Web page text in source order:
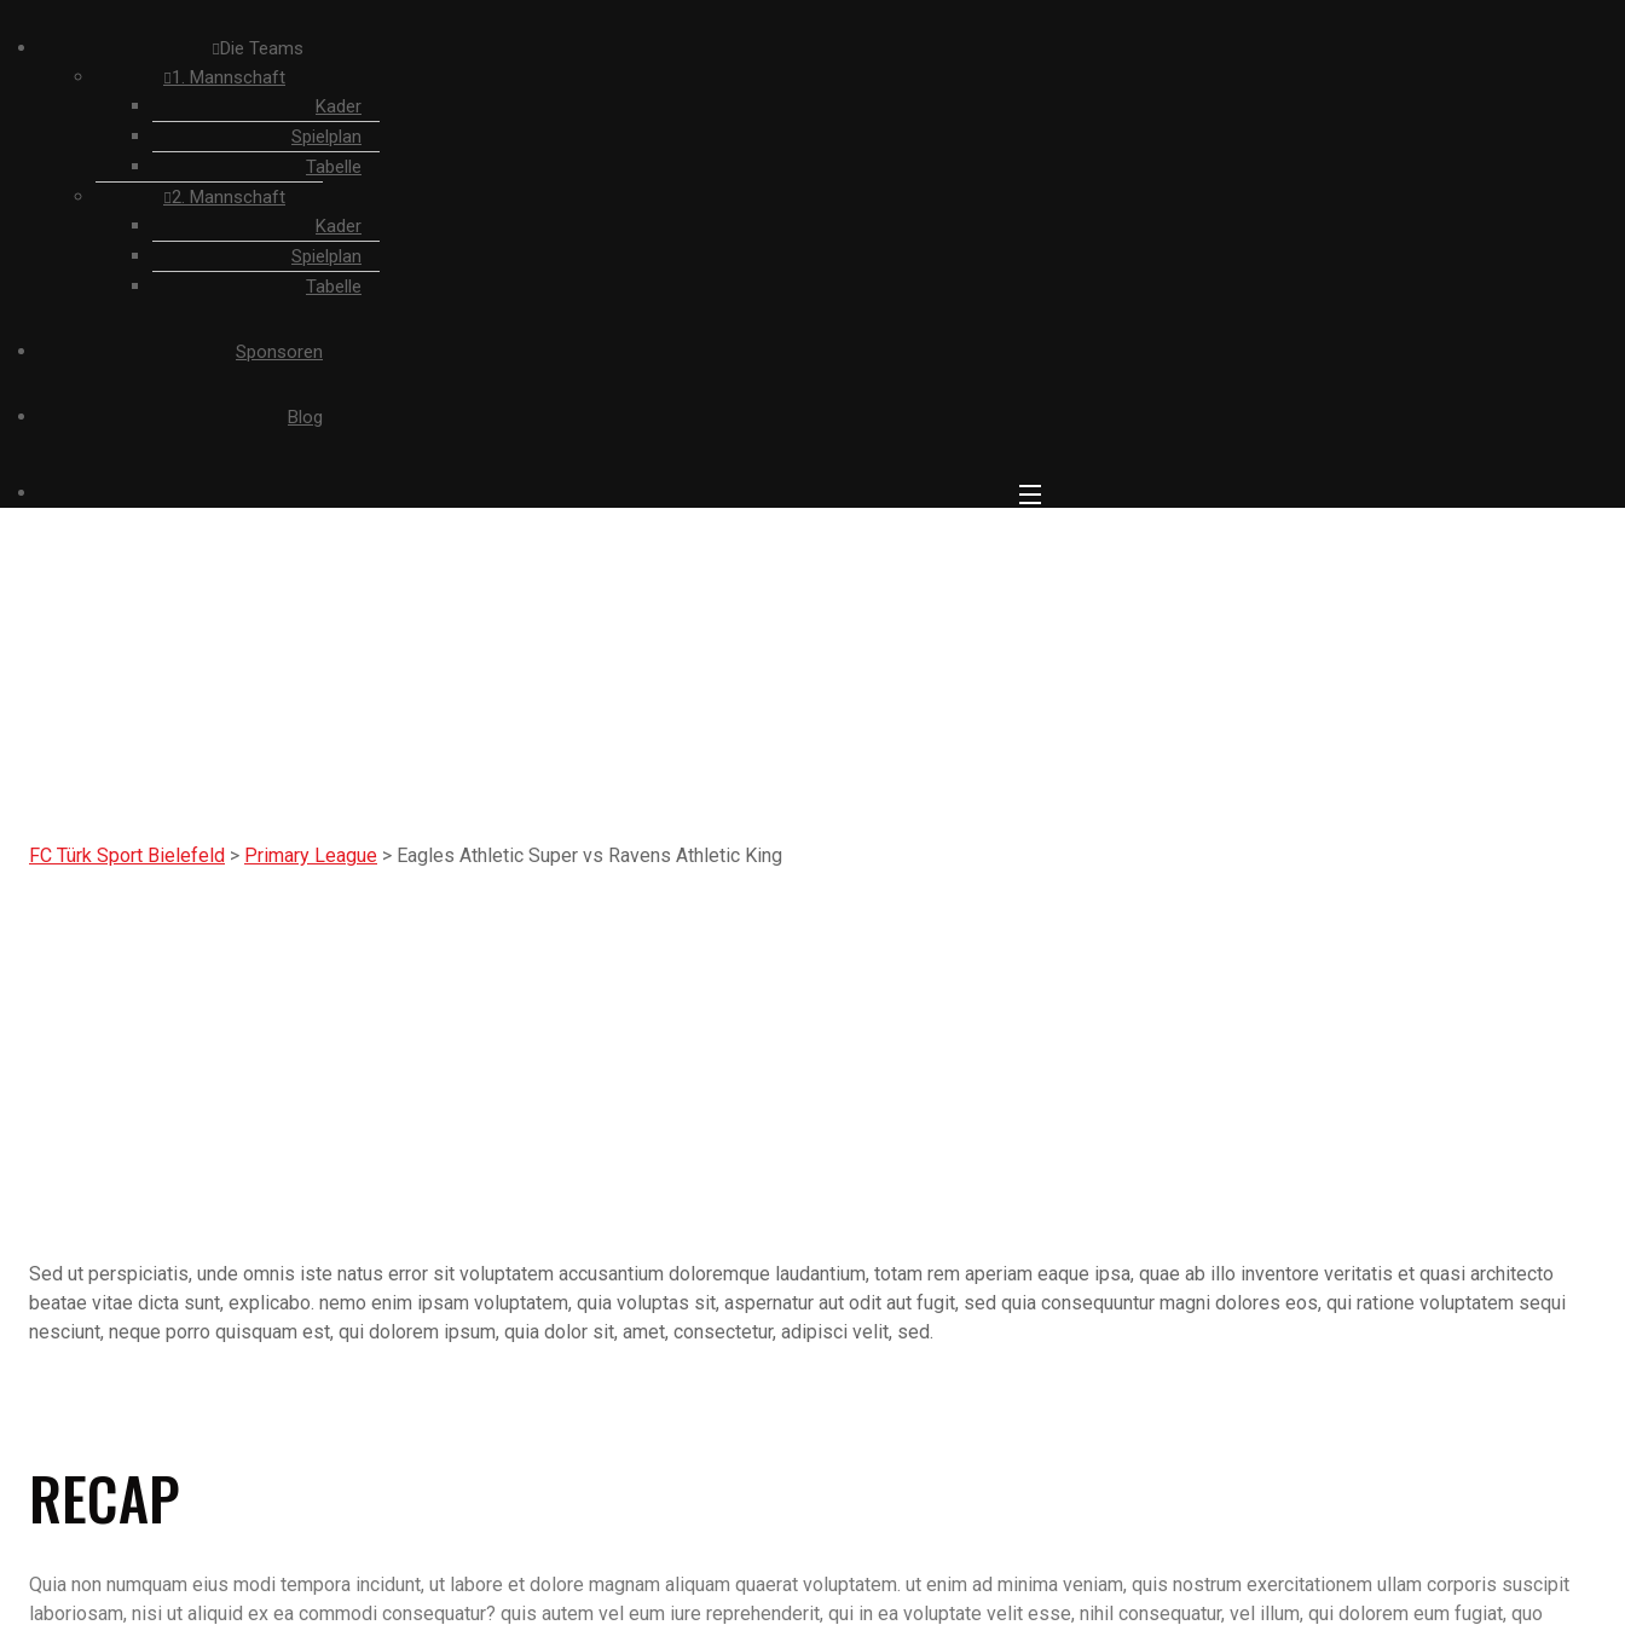
Die Teams
1. Mannschaft
Kader
Spielplan
Tabelle
2. Mannschaft
Kader
Spielplan
Tabelle
Sponsoren
Blog
FC Türk Sport Bielefeld > Primary League > Eagles Athletic Super vs Ravens Athletic King
Sed ut perspiciatis, unde omnis iste natus error sit voluptatem accusantium doloremque laudantium, totam rem aperiam eaque ipsa, quae ab illo inventore veritatis et quasi architecto
beatae vitae dicta sunt, explicabo. nemo enim ipsam voluptatem, quia voluptas sit, aspernatur aut odit aut fugit, sed quia consequuntur magni dolores eos, qui ratione voluptatem sequi
nesciunt, neque porro quisquam est, qui dolorem ipsum, quia dolor sit, amet, consectetur, adipisci velit, sed.
RECAP
Quia non numquam eius modi tempora incidunt, ut labore et dolore magnam aliquam quaerat voluptatem. ut enim ad minima veniam, quis nostrum exercitationem ullam corporis suscipit
laboriosam, nisi ut aliquid ex ea commodi consequatur? quis autem vel eum iure reprehenderit, qui in ea voluptate velit esse, nihil consequatur, vel illum, qui dolorem eum fugiat, quo